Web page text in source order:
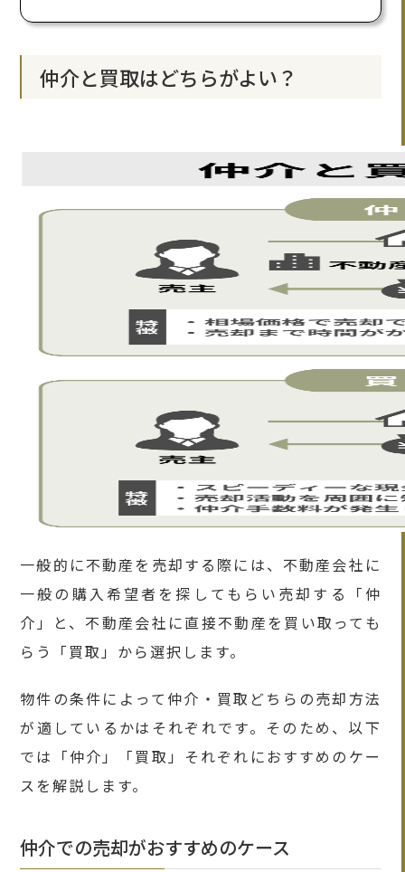
仲介と買取はどちらがよい？
一般的に不動産を売却する際には、不動産会社に
一般の購入希望者を探してもらい売却する「仲
介」と、不動産会社に直接不動産を買い取っても
らう「買取」から選択します。
物件の条件によって仲介・買取どちらの売却方法
が適しているかはそれぞれです。そのため、以下
では「仲介」「買取」それぞれにおすすめのケー
スを解説します。
仲介での売却がおすすめのケース